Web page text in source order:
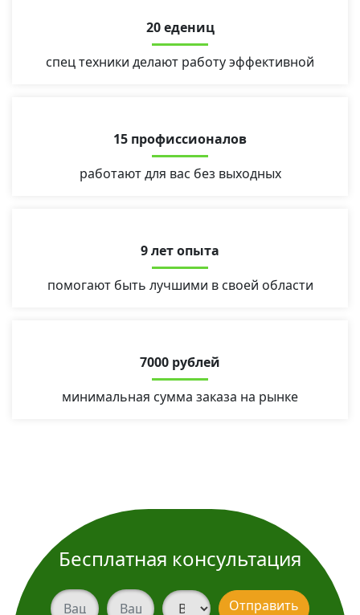
20 едениц
спец техники делают работу эффективной
15 профиссионалов
работают для вас без выходных
9 лет опыта
помогают быть лучшими в своей области
7000 рублей
минимальная сумма заказа на рынке
Бесплатная консультация
Ваш телефонВаш телефонВид услугиОтправить